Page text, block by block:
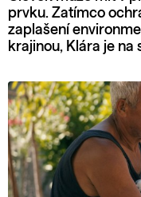
prvku. Zatímco
zaplašení
krajinou, Klára je